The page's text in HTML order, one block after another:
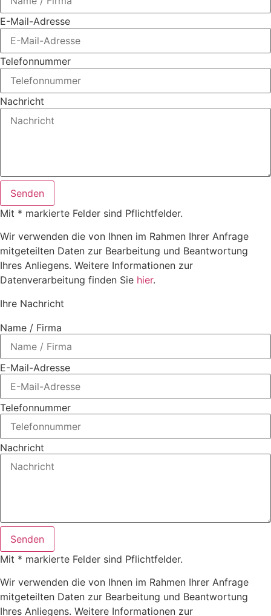
E-Mail-Adresse
Telefonnummer
Nachricht
Senden
Mit * markierte Felder sind Pflichtfelder.
Wir verwenden die von Ihnen im Rahmen Ihrer Anfrage
mitgeteilten Daten zur Bearbeitung und Beantwortung
Ihres Anliegens. Weitere Informationen zur
Datenverarbeitung finden Sie hier.
Ihre Nachricht
Name / Firma
E-Mail-Adresse
Telefonnummer
Nachricht
Senden
Mit * markierte Felder sind Pflichtfelder.
Wir verwenden die von Ihnen im Rahmen Ihrer Anfrage
mitgeteilten Daten zur Bearbeitung und Beantwortung
Ihres Anliegens. Weitere Informationen zur